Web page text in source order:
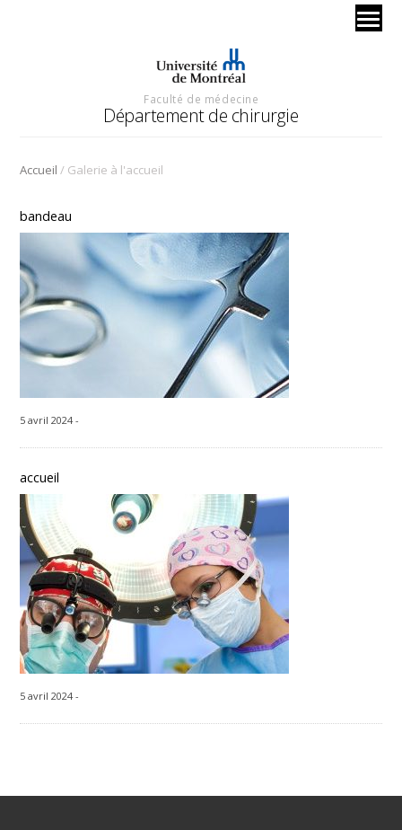
Faculté de médecine
Département de chirurgie
Accueil / Galerie à l'accueil
bandeau
5 avril 2024 -
accueil
5 avril 2024 -